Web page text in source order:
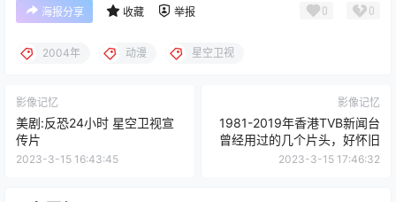
海报分享 收藏 举报 0 0
2004年 动漫 星空卫视
影像记忆
美剧:反恐24小时 星空卫视宣
传片
2023-3-15 16:43:45
影像记忆
1981-2019年香港TVB新闻台
曾经用过的几个片头，好怀旧
2023-3-15 17:46:32